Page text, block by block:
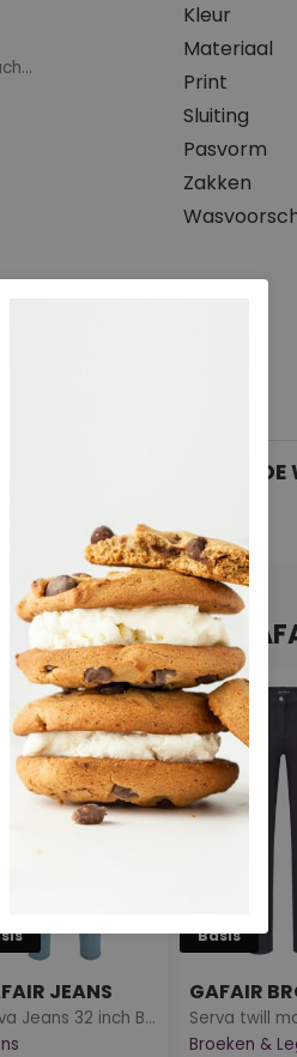
Serva Jeans 32 inch Bleached dnm
Kleur
Materiaal
Print
Sluiting
Pasvorm
Zakken
BEKIJK
OOK LEUK VAN
JEANS
Serva Jeans 32 inch Bleached dnm
Basis
Serva twill
Broeken &